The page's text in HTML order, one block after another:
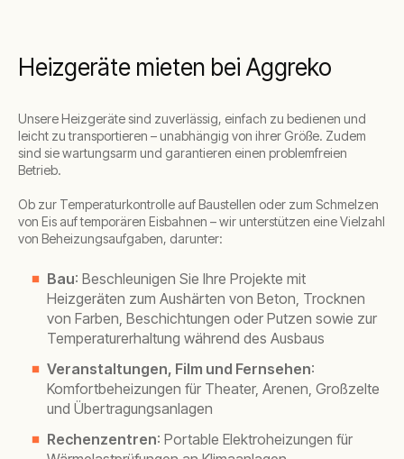
Heizgeräte mieten bei Aggreko
Unsere Heizgeräte sind zuverlässig, einfach zu bedienen und
leicht zu transportieren – unabhängig von ihrer Größe. Zudem
sind sie wartungsarm und garantieren einen problemfreien
Betrieb.
Ob zur Temperaturkontrolle auf Baustellen oder zum Schmelzen
von Eis auf temporären Eisbahnen – wir unterstützen eine Vielzahl
von Beheizungsaufgaben, darunter:
Bau: Beschleunigen Sie Ihre Projekte mit
Heizgeräten zum Aushärten von Beton, Trocknen
von Farben, Beschichtungen oder Putzen sowie zur
Temperaturerhaltung während des Ausbaus
Veranstaltungen, Film und Fernsehen:
Komfortbeheizungen für Theater, Arenen, Großzelte
und Übertragungsanlagen
Rechenzentren: Portable Elektroheizungen für